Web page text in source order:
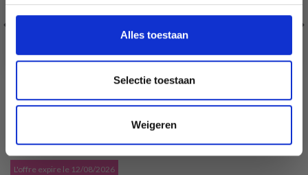
Alles toestaan
Selectie toestaan
Weigeren
EUR 2.05EUR 2.55
L'offre expire le 12/08/2026
Nederlands?